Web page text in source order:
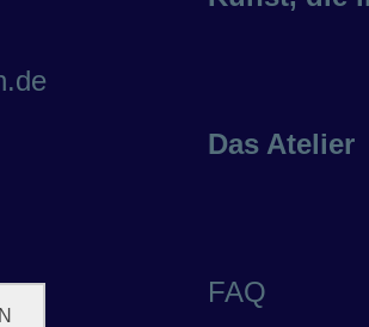
Das Atelier
FAQ